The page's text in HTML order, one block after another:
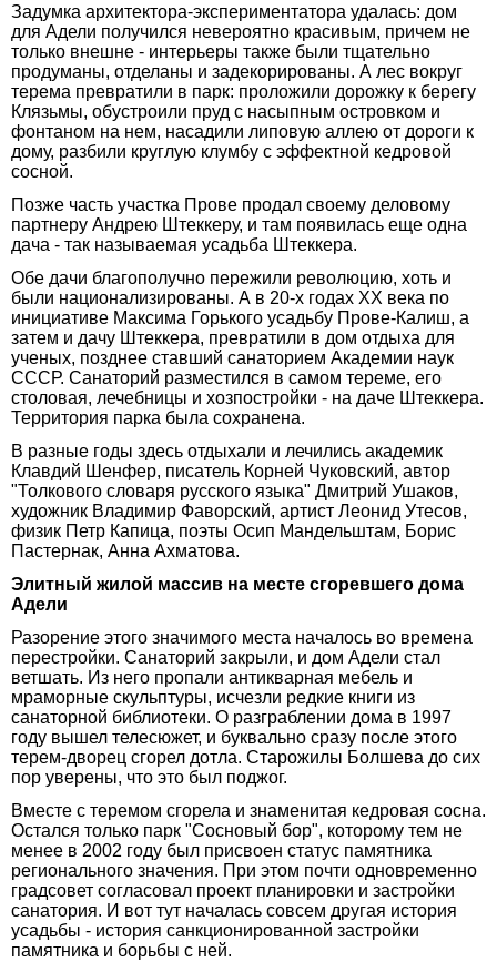
Задумка архитектора-экспериментатора удалась: дом
для Адели получился невероятно красивым, причем не
только внешне - интерьеры также были тщательно
продуманы, отделаны и задекорированы. А лес вокруг
терема превратили в парк: проложили дорожку к берегу
Клязьмы, обустроили пруд с насыпным островком и
фонтаном на нем, насадили липовую аллею от дороги к
дому, разбили круглую клумбу с эффектной кедровой
сосной.
Позже часть участка Прове продал своему деловому
партнеру Андрею Штеккеру, и там появилась еще одна
дача - так называемая усадьба Штеккера.
Обе дачи благополучно пережили революцию, хоть и
были национализированы. А в 20-х годах XX века по
инициативе Максима Горького усадьбу Прове-Калиш, а
затем и дачу Штеккера, превратили в дом отдыха для
ученых, позднее ставший санаторием Академии наук
СССР. Санаторий разместился в самом тереме, его
столовая, лечебницы и хозпостройки - на даче Штеккера.
Территория парка была сохранена.
В разные годы здесь отдыхали и лечились академик
Клавдий Шенфер, писатель Корней Чуковский, автор
"Толкового словаря русского языка" Дмитрий Ушаков,
художник Владимир Фаворский, артист Леонид Утесов,
физик Петр Капица, поэты Осип Мандельштам, Борис
Пастернак, Анна Ахматова.
Элитный жилой массив на месте сгоревшего дома
Адели
Разорение этого значимого места началось во времена
перестройки. Санаторий закрыли, и дом Адели стал
ветшать. Из него пропали антикварная мебель и
мраморные скульптуры, исчезли редкие книги из
санаторной библиотеки. О разграблении дома в 1997
году вышел телесюжет, и буквально сразу после этого
терем-дворец сгорел дотла. Старожилы Болшева до сих
пор уверены, что это был поджог.
Вместе с теремом сгорела и знаменитая кедровая сосна.
Остался только парк "Сосновый бор", которому тем не
менее в 2002 году был присвоен статус памятника
регионального значения. При этом почти одновременно
градсовет согласовал проект планировки и застройки
санатория. И вот тут началась совсем другая история
усадьбы - история санкционированной застройки
памятника и борьбы с ней.